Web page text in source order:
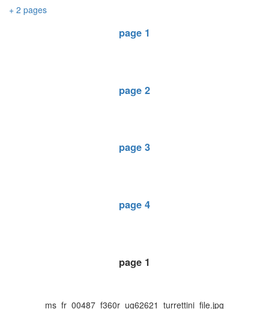
+ 2 pages
page 1
page 2
page 3
page 4
page 1
ms_fr_00487_f360r_ug62621_turrettini_file.jpg